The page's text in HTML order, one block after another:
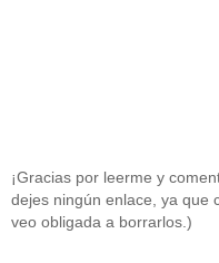
¡Gracias por leerme y
dejes ningún enlace, ya que
veo obligada a borrarlos.)